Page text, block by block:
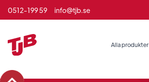
0512-199 59 info@tjb.se
Alla produkter